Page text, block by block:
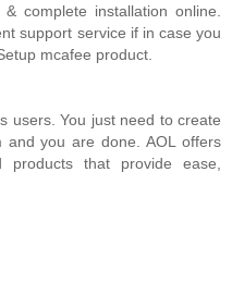
complete installation online.
support service if in case you
mcafee product.
users. You just need to create
and you are done. AOL offers
products that provide ease,